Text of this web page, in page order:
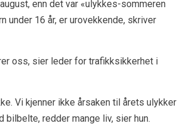
enn det var «ulykkes-sommeren
under 16 år, er urovekkende, skriver
oss, sier leder for trafikksikkerhet i
Vi kjenner ikke årsaken til årets ulykker
redder mange liv, sier hun.